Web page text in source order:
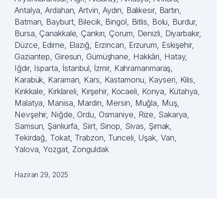
Antalya, Ardahan, Artvin, Aydın, Balıkesir, Bartın,
Batman, Bayburt, Bilecik, Bingöl, Bitlis, Bolu, Burdur,
Bursa, Çanakkale, Çankırı, Çorum, Denizli, Diyarbakır,
Düzce, Edirne, Elazığ, Erzincan, Erzurum, Eskişehir,
Gaziantep, Giresun, Gümüşhane, Hakkâri, Hatay,
Iğdır, Isparta, İstanbul, İzmir, Kahramanmaraş,
Karabük, Karaman, Kars, Kastamonu, Kayseri, Kilis,
Kırıkkale, Kırklareli, Kırşehir, Kocaeli, Konya, Kütahya,
Malatya, Manisa, Mardin, Mersin, Muğla, Muş,
Nevşehir, Niğde, Ordu, Osmaniye, Rize, Sakarya,
Samsun, Şanlıurfa, Siirt, Sinop, Sivas, Şırnak,
Tekirdağ, Tokat, Trabzon, Tunceli, Uşak, Van,
Yalova, Yozgat, Zonguldak
Haziran 29, 2025